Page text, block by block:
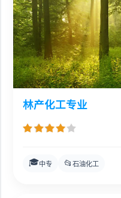
林产化工专业
🎓中专 📂 石油化工